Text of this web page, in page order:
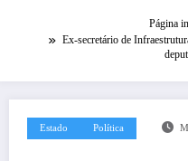
Página
Ex-secretário de
Estado Política